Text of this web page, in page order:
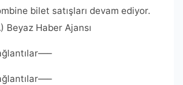
bilet satışları devam ediyor.
Beyaz Haber Ajansı